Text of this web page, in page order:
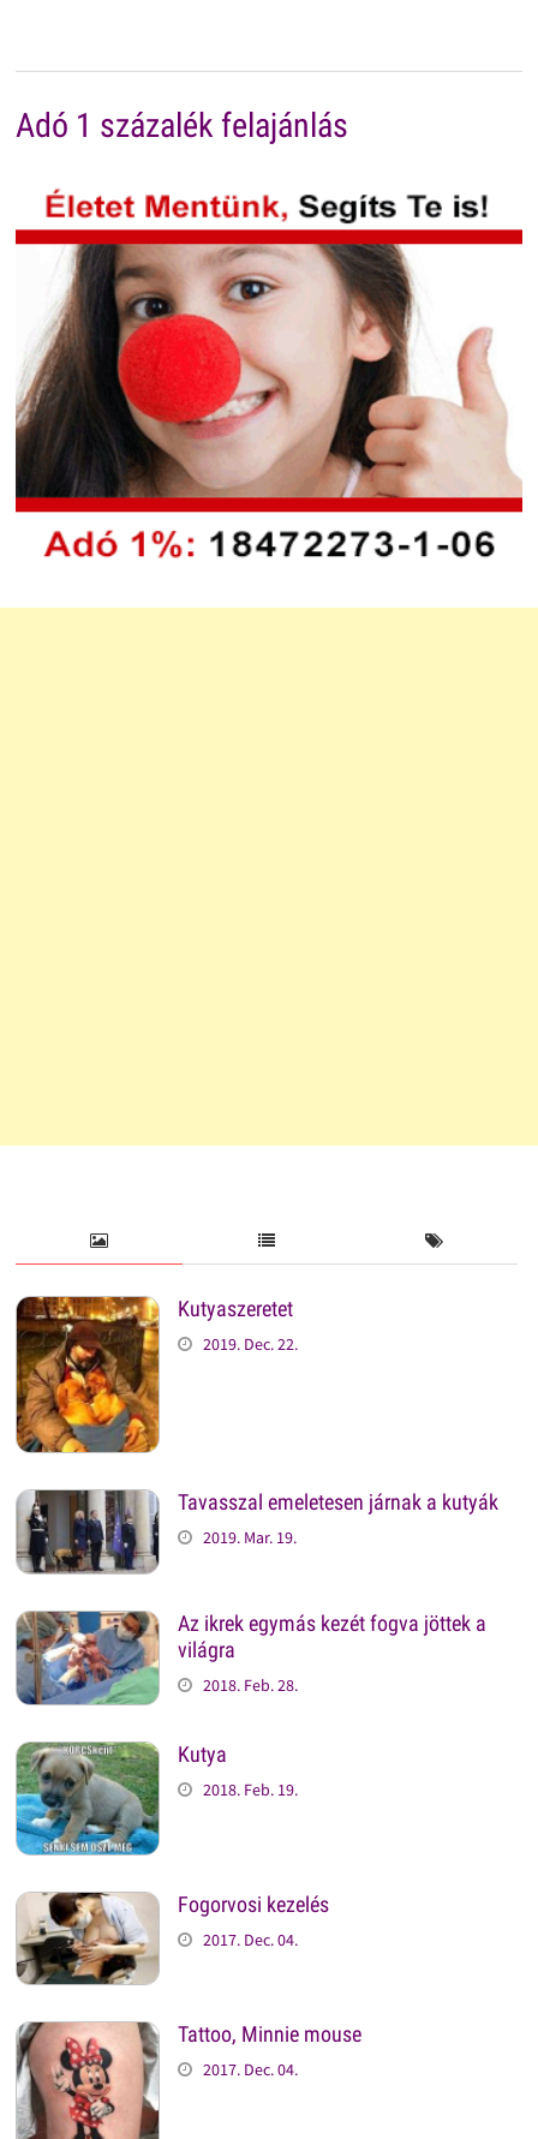
Adó 1 százalék felajánlás
Kutyaszeretet
2019. Dec. 22.
Tavasszal emeletesen járnak a kutyák
2019. Mar. 19.
Az ikrek egymás kezét fogva jöttek a
világra
2018. Feb. 28.
Kutya
2018. Feb. 19.
Fogorvosi kezelés
2017. Dec. 04.
Tattoo, Minnie mouse
2017. Dec. 04.